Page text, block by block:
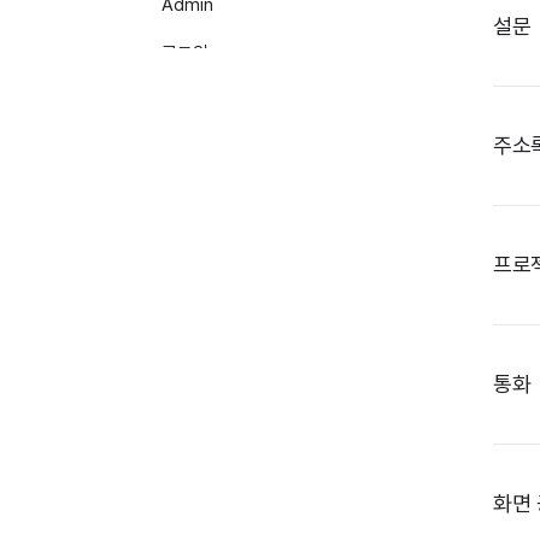
Admin
로그인
설문
주소
프로
통화
화면